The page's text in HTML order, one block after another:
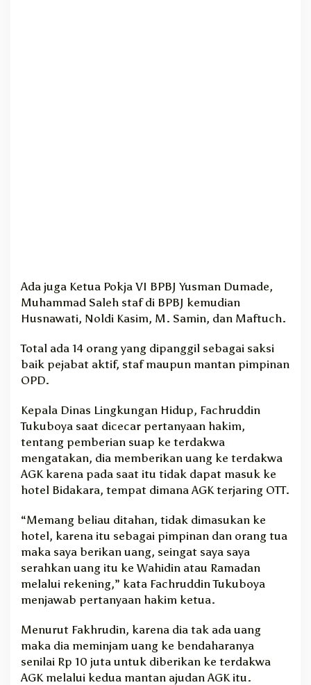
Ada juga Ketua Pokja VI BPBJ Yusman Dumade,
Muhammad Saleh staf di BPBJ kemudian
Husnawati, Noldi Kasim, M. Samin, dan Maftuch.
Total ada 14 orang yang dipanggil sebagai saksi
baik pejabat aktif, staf maupun mantan pimpinan
OPD.
Kepala Dinas Lingkungan Hidup, Fachruddin
Tukuboya saat dicecar pertanyaan hakim,
tentang pemberian suap ke terdakwa
mengatakan, dia memberikan uang ke terdakwa
AGK karena pada saat itu tidak dapat masuk ke
hotel Bidakara, tempat dimana AGK terjaring OTT.
“Memang beliau ditahan, tidak dimasukan ke
hotel, karena itu sebagai pimpinan dan orang tua
maka saya berikan uang, seingat saya saya
serahkan uang itu ke Wahidin atau Ramadan
melalui rekening,” kata Fachruddin Tukuboya
menjawab pertanyaan hakim ketua.
Menurut Fakhrudin, karena dia tak ada uang
maka dia meminjam uang ke bendaharanya
senilai Rp 10 juta untuk diberikan ke terdakwa
AGK melalui kedua mantan ajudan AGK itu.